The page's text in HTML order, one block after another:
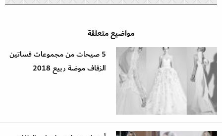
مواضيع متعلقة
5 صيحات من مجموعات فساتين
الزفاف موضة ربيع 2018